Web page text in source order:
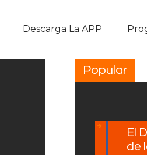
Descarga La APP
Popular
El
de